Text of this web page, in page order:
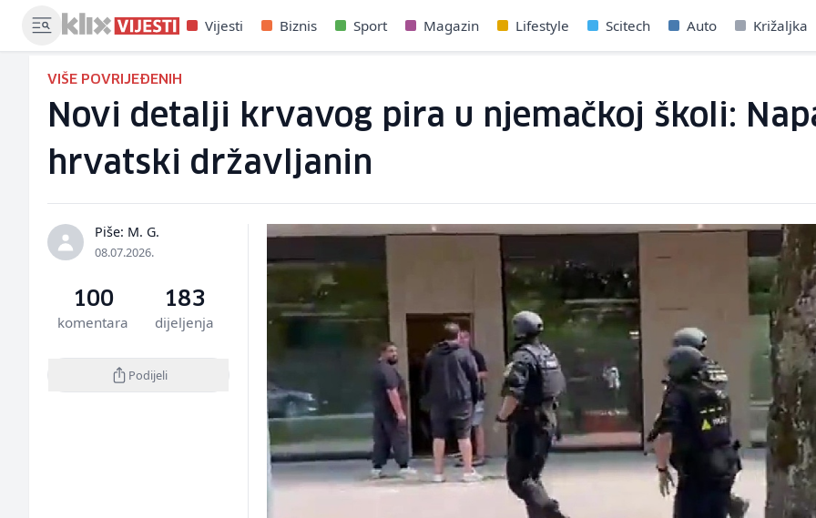
Vijesti Biznis Sport Magazin Lifestyle Scitech Auto Križaljka
VIŠE POVRIJEĐENIH
Novi detalji krvavog pira u njemačkoj školi:
hrvatski državljanin
Piše: M. G.
08.07.2026.
100
komentara
183
dijeljenja
Podijeli